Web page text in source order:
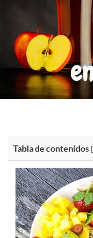
Tabla de contenidos [